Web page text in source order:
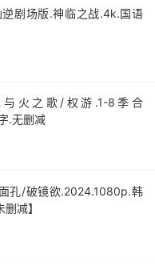
剧场版.神临之战.4k.国语
火之歌/权游.1-8季合
.无删减
孔/破镜欲.2024.1080p.韩
减】